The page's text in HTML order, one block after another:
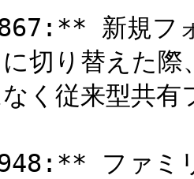
新規フォ
切り替えた
く従来型共
ファミリ